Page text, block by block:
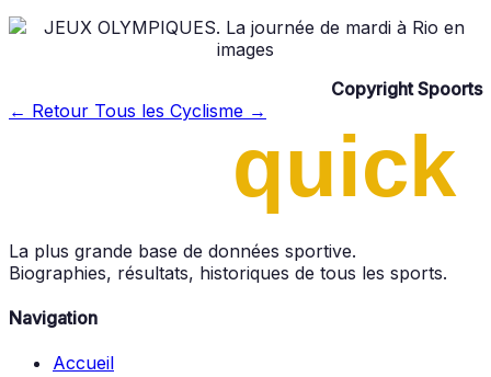
Copyright Spoorts
← Retour Tous les Cyclisme →
La plus grande base de données sportive.
Biographies, résultats, historiques de tous les sports.
Navigation
Accueil